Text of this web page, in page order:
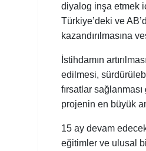
diyalog inşa etmek
Türkiye’deki ve
kazandırılmasına
İstihdamın
edilmesi,
fırsatlar
projenin en büyük
15 ay devam
eğitimler ve ulusal